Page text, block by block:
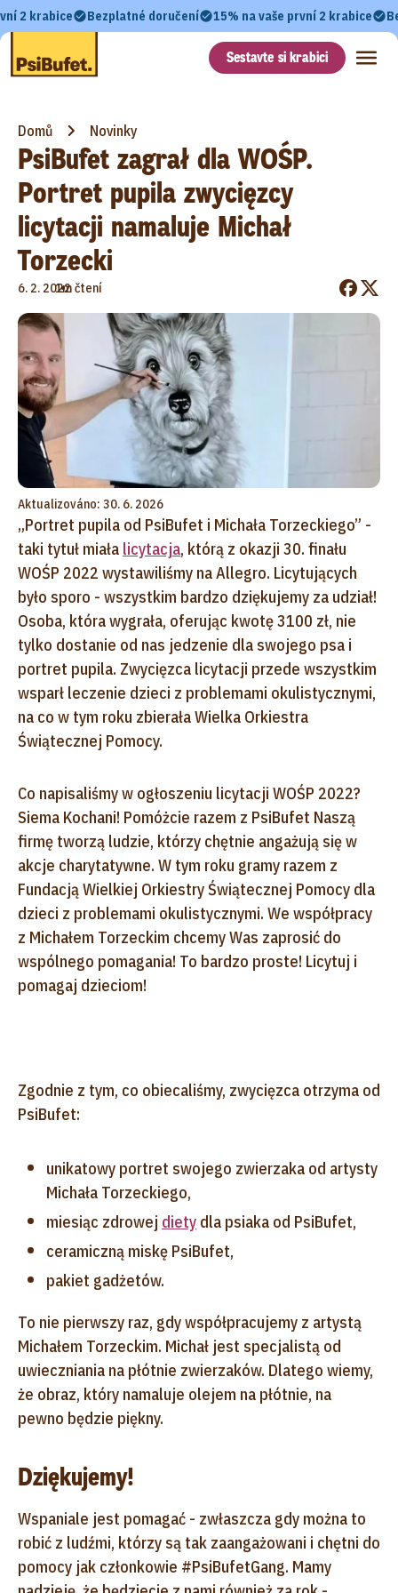
2 krabice Bezplatné doručení 15% na vaše první 2 krabice
Sestavte si krabici
Domů Novinky
PsiBufet zagrał dla WOŚP.
Portret pupila zwycięzcy
licytacji namaluje Michał
Torzecki
6. 2. 2022
•
1m čtení
Aktualizováno: 30. 6. 2026
„Portret pupila od PsiBufet i Michała Torzeckiego” -
taki tytuł miała licytacja, którą z okazji 30. finału
WOŚP 2022 wystawiliśmy na Allegro. Licytujących
było sporo - wszystkim bardzo dziękujemy za udział!
Osoba, która wygrała, oferując kwotę 3100 zł, nie
tylko dostanie od nas jedzenie dla swojego psa i
portret pupila. Zwycięzca licytacji przede wszystkim
wsparł leczenie dzieci z problemami okulistycznymi,
na co w tym roku zbierała Wielka Orkiestra
Świątecznej Pomocy.
Co napisaliśmy w ogłoszeniu licytacji WOŚP 2022?
Siema Kochani! Pomóżcie razem z PsiBufet Naszą
firmę tworzą ludzie, którzy chętnie angażują się w
akcje charytatywne. W tym roku gramy razem z
Fundacją Wielkiej Orkiestry Świątecznej Pomocy dla
dzieci z problemami okulistycznymi. We współpracy
z Michałem Torzeckim chcemy Was zaprosić do
wspólnego pomagania! To bardzo proste! Licytuj i
pomagaj dzieciom!
Zgodnie z tym, co obiecaliśmy, zwycięzca otrzyma od
PsiBufet:
unikatowy portret swojego zwierzaka od artysty
Michała Torzeckiego,
miesiąc zdrowej diety dla psiaka od PsiBufet,
ceramiczną miskę PsiBufet,
pakiet gadżetów.
To nie pierwszy raz, gdywspółpracujemy z artystą
Michałem Torzeckim. Michał jest specjalistą od
uwieczniania na płótnie zwierzaków. Dlatego wiemy,
że obraz, który namaluje olejem na płótnie, na
pewno będzie piękny.
Dziękujemy!
Wspaniale jest pomagać - zwłaszcza gdy można to
robić z ludźmi, którzy są tak zaangażowani i chętni do
pomocy jak członkowie #PsiBufetGang. Mamy